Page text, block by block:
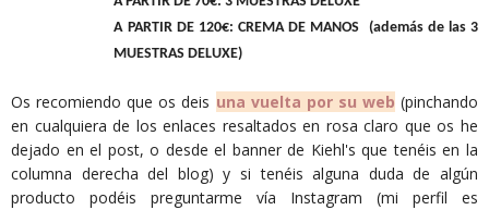
A PARTIR DE 120€: CREMA DE MANOS (además de las 3
MUESTRAS DELUXE)
Os recomiendo que os deis una vuelta por su web (pinchando
en cualquiera de los enlaces resaltados en rosa claro que os he
dejado en el post, o desde el banner de Kiehl's que tenéis en la
columna derecha del blog) y si tenéis alguna duda de algún
producto podéis preguntarme vía Instagram (mi perfil es